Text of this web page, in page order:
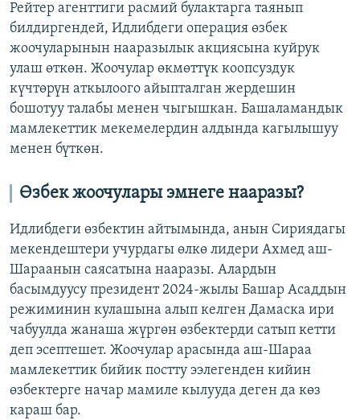
Рейтер агенттиги расмий булактарга таянып
билдиргендей, Идлибдеги операция өзбек
жоочуларынын нааразылык акциясына куйрук
улаш өткөн. Жоочулар өкмөттүк коопсуздук
күчтөрүн аткылоого айыпталган жердешин
бошотуу талабы менен чыгышкан. Башаламандык
мамлекеттик мекемелердин алдында кагылышуу
менен бүткөн.
Өзбек жоочулары эмнеге нааразы?
Идлибдеги өзбектин айтымында, анын Сириядагы
мекендештери учурдагы өлкө лидери Ахмед аш-
Шараанын саясатына нааразы. Алардын
басымдуусу президент 2024-жылы Башар Асаддын
режиминин кулашына алып келген Дамаска ири
чабуулда жанаша жүргөн өзбектерди сатып кетти
деп эсептешет. Жоочулар арасында аш-Шараа
мамлекеттик бийик постту ээлегенден кийин
өзбектерге начар мамиле кылууда деген да көз
караш бар.